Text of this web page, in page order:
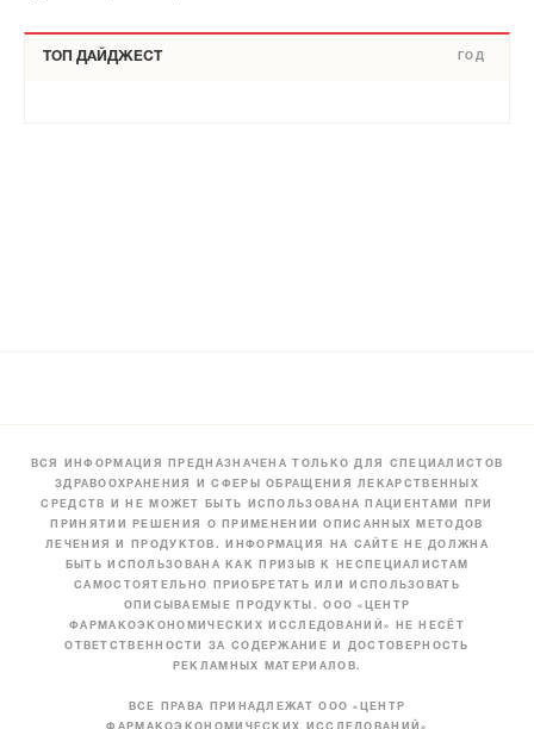
ТОП ДАЙДЖЕСТ ГОД
ВСЯ ИНФОРМАЦИЯ ПРЕДНАЗНАЧЕНА ТОЛЬКО ДЛЯ СПЕЦИАЛИСТОВ
ЗДРАВООХРАНЕНИЯ И СФЕРЫ ОБРАЩЕНИЯ ЛЕКАРСТВЕННЫХ
СРЕДСТВ И НЕ МОЖЕТ БЫТЬ ИСПОЛЬЗОВАНА ПАЦИЕНТАМИ ПРИ
ПРИНЯТИИ РЕШЕНИЯ О ПРИМЕНЕНИИ ОПИСАННЫХ МЕТОДОВ
ЛЕЧЕНИЯ И ПРОДУКТОВ. ИНФОРМАЦИЯ НА САЙТЕ НЕ ДОЛЖНА
БЫТЬ ИСПОЛЬЗОВАНА КАК ПРИЗЫВ К НЕСПЕЦИАЛИСТАМ
САМОСТОЯТЕЛЬНО ПРИОБРЕТАТЬ ИЛИ ИСПОЛЬЗОВАТЬ
ОПИСЫВАЕМЫЕ ПРОДУКТЫ. ООО «ЦЕНТР
ФАРМАКОЭКОНОМИЧЕСКИХ ИССЛЕДОВАНИЙ» НЕ НЕСЁТ
ОТВЕТСТВЕННОСТИ ЗА СОДЕРЖАНИЕ И ДОСТОВЕРНОСТЬ
РЕКЛАМНЫХ МАТЕРИАЛОВ.
ВСЕ ПРАВА ПРИНАДЛЕЖАТ ООО «ЦЕНТР